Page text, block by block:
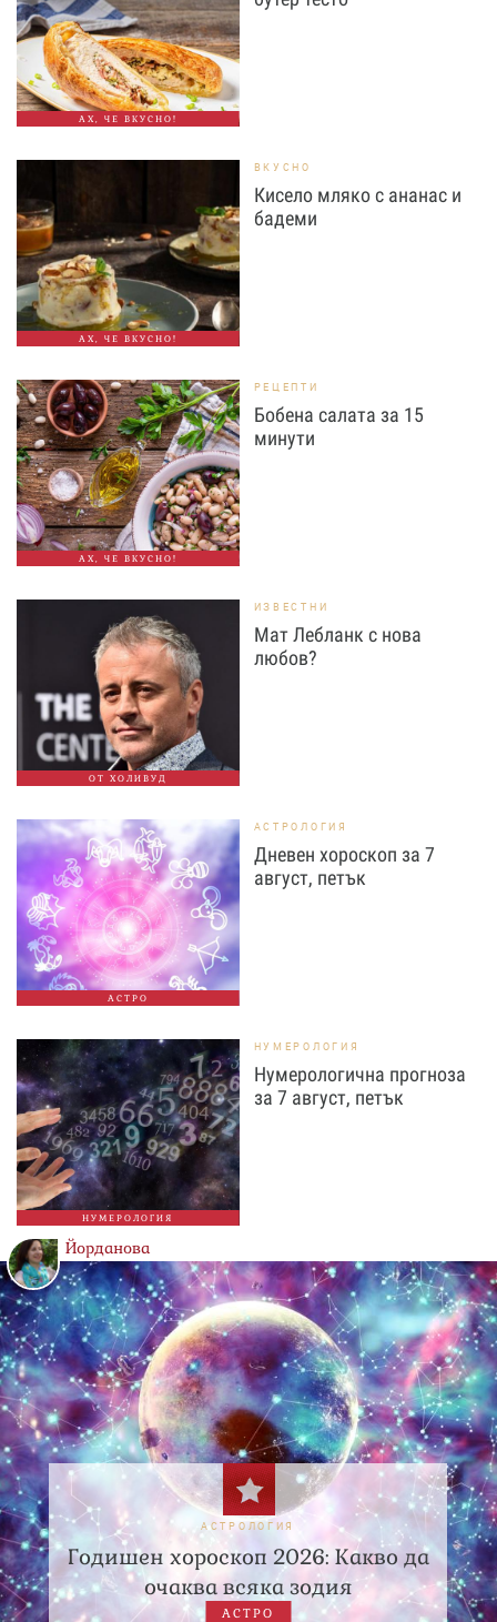
АХ, ЧЕ ВКУСНО!
АХ, ЧЕ ВКУСНО!
ВКУСНО
Кисело мляко с ананас и
бадеми
АХ, ЧЕ ВКУСНО!
РЕЦЕПТИ
Бобена салата за 15
минути
ОТ ХОЛИВУД
ИЗВЕСТНИ
Мат Лебланк с нова
любов?
АСТРО
АСТРОЛОГИЯ
Дневен хороскоп за 7
август, петък
НУМЕРОЛОГИЯ
НУМЕРОЛОГИЯ
Нумерологична прогноза
за 7 август, петък
Йорданова
АСТРОЛОГИЯ
Годишен хороскоп 2026: Какво да
очаква всяка зодия
АСТРО